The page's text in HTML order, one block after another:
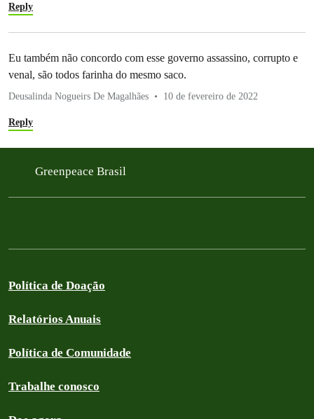
Reply
Eu também não concordo com esse governo assassino, corrupto e
venal, são todos farinha do mesmo saco.
Deusalinda Nogueirs De Magalhães 10 de fevereiro de 2022
Reply
Greenpeace Brasil
Política de Doação
Relatórios Anuais
Política de Comunidade
Trabalhe conosco